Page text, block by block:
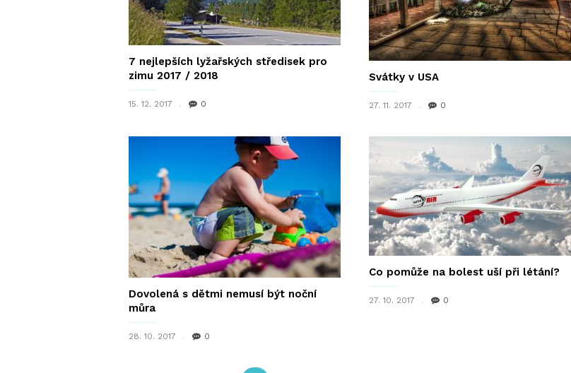
7 nejlepších lyžařských středisek pro
zimu 2017 / 2018
15. 12. 2017 0
Svátky v USA
27. 11. 2017 0
Dovolená s dětmi nemusí být noční
můra
28. 10. 2017 0
Co pomůže na bolest uší při létání?
27. 10. 2017 0